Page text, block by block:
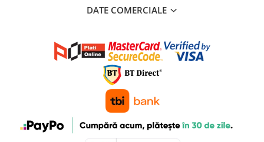
DATE COMERCIALE